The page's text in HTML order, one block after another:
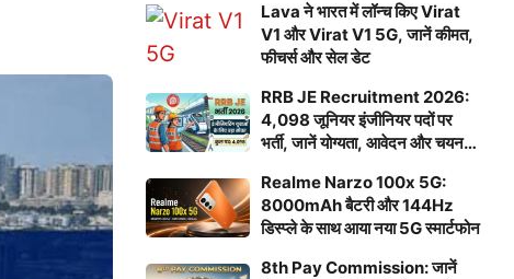
Lava ने भारत में लॉन्च किए Virat
V1 और Virat V1 5G, जानें कीमत,
फीचर्स और सेल डेट
RRB JE Recruitment 2026:
4,098 जूनियर इंजीनियर पदों पर
भर्ती, जानें योग्यता, आवेदन और चयन
Realme Narzo 100x 5G:
8000mAh बैटरी और 144Hz
डिस्प्ले के साथ आया नया 5G स्मार्टफोन
8th Pay Commission: जानें